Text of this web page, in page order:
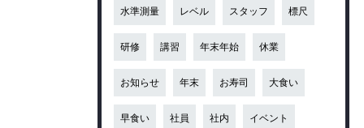
水準測量 レベル スタッフ 標尺
研修 講習 年末年始 休業
お知らせ 年末 お寿司 大食い
早食い 社員 社内 イベント